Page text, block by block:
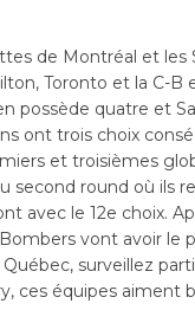
de Montréal et
Toronto et la C-
possède quatre et
ont trois choix
et troisièmes
second round où ils
avec le 12e choix.
vont avoir le
surveillez
ces équipes aiment